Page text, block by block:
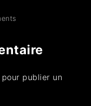
pour publier un